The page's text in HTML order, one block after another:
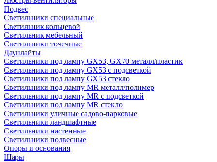
Подвес
Светильники специальные
Светильник кольцевой
Светильник мебельный
Светильники точечные
Даунлайты
Светильники под лампу GX53, GX70 металл/пластик
Светильники под лампу GX53 с подсветкой
Светильники под лампу GX53 стекло
Светильники под лампу MR металл/полимер
Светильники под лампу MR с подсветкой
Светильники под лампу MR стекло
Светильники уличные садово-парковые
Светильники ландшафтные
Светильники настенные
Светильники подвесные
Опоры и основания
Шары